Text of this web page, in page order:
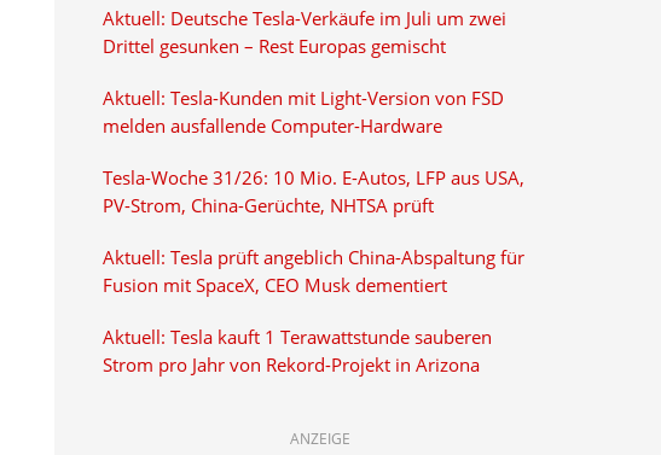
Aktuell: Deutsche Tesla-Verkäufe im Juli um zwei
Drittel gesunken – Rest Europas gemischt
Aktuell: Tesla-Kunden mit Light-Version von FSD
melden ausfallende Computer-Hardware
Tesla-Woche 31/26: 10 Mio. E-Autos, LFP aus USA,
PV-Strom, China-Gerüchte, NHTSA prüft
Aktuell: Tesla prüft angeblich China-Abspaltung für
Fusion mit SpaceX, CEO Musk dementiert
Aktuell: Tesla kauft 1 Terawattstunde sauberen
Strom pro Jahr von Rekord-Projekt in Arizona
ANZEIGE